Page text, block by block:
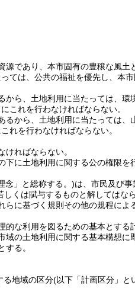
源であり、本市固有の豊穣な風
ては、公共の福祉を優先し、本
ら、土地利用に当たっては、
これを行わなければならない。
から、土地利用に当たっては
れを行わなければならない。
ればならない。
に土地利用に関する公の権限を
念」と総称する。)は、市民及び事
くは賦与するものと解してはなら
に基づく規則その他の規程によ
的な利用を図るための基本とする
の土地利用に関する基本構想に
る。
る地域の区分(以下「計画区分」と